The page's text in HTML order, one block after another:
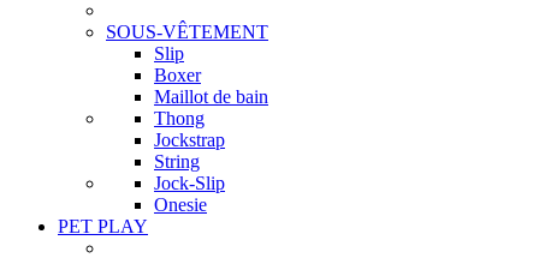
SOUS-VÊTEMENT
Slip
Boxer
Maillot de bain
Thong
Jockstrap
String
Jock-Slip
Onesie
PET PLAY